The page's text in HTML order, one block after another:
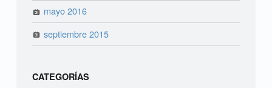
mayo 2016
septiembre 2015
CATEGORÍAS